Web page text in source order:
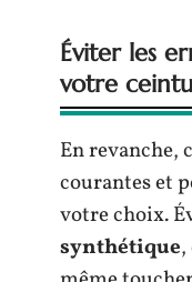
Éviter les
votre
En revanche,
courantes et
votre choix.
synthétique